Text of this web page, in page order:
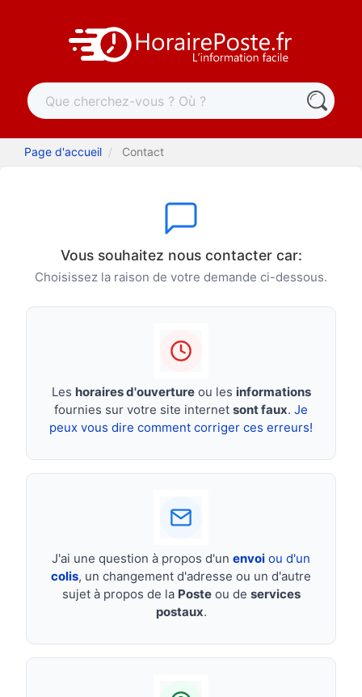
Page d'accueil Contact
Vous souhaitez nous contacter car:
Choisissez la raison de votre demande ci-dessous.
Les horaires d'ouvertureou les informations
fournies sur votre site internet sont faux. Je
peux vous dire comment corriger ces erreurs!
J'ai une question à propos d'un envoi ou d'un
colis, un changement d'adresse ou un d'autre
sujet à propos de la Posteou de services
postaux.